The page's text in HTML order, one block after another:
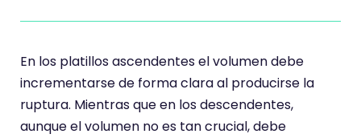
En los platillos ascendentes el volumen debe
incrementarse de forma clara al producirse la
ruptura. Mientras que en los descendentes,
aunque el volumen no es tan crucial, debe